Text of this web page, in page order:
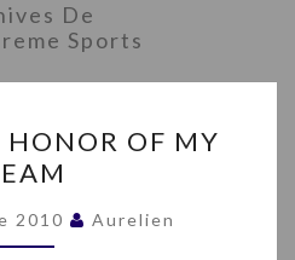
De
Sports
LINK
:
HONOR
OF
OF MY
2010 Aurelien